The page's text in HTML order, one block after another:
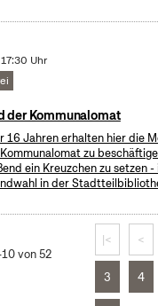
Uhr
der Kommunalomat
16 Jahren erhalten hier die
zu
ein Kreuzchen zu setzen -
in der
von 52
|< <
3 4